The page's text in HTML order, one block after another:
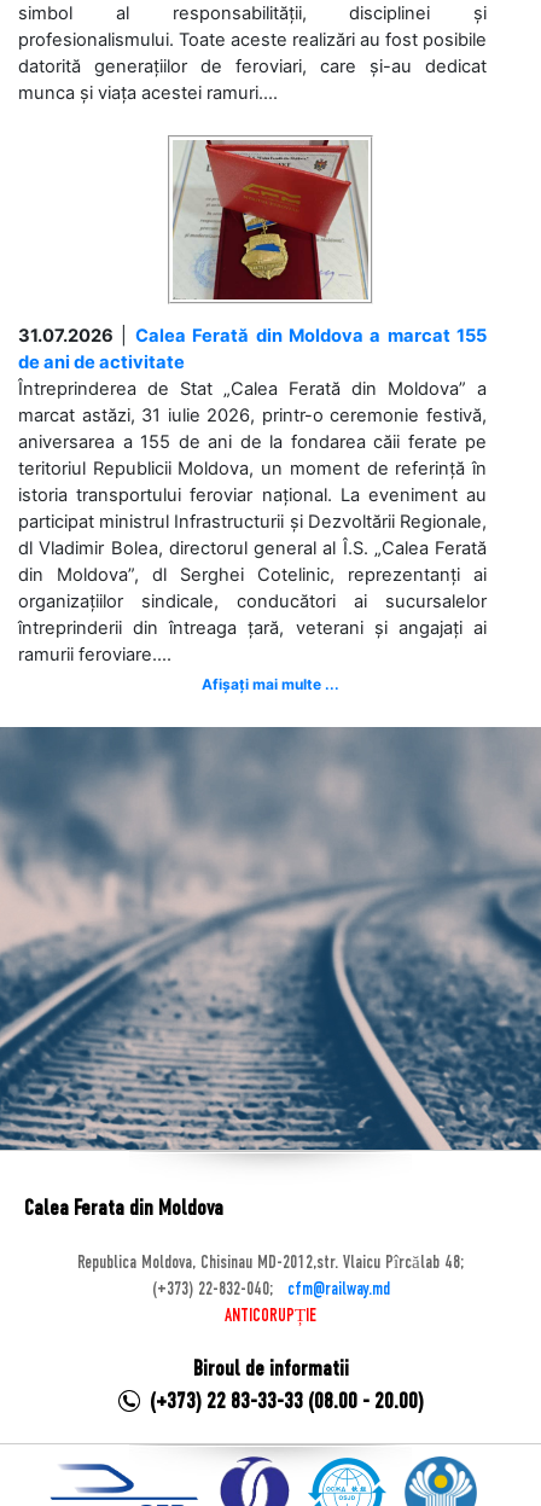
simbol al responsabilității, disciplinei și
profesionalismului. Toate aceste realizări au fost posibile
datorită generațiilor de feroviari, care și-au dedicat
munca și viața acestei ramuri....
31.07.2026
Calea Ferată din Moldova a marcat 155
de ani de activitate
Întreprinderea de Stat „Calea Ferată din Moldova” a
marcat astăzi, 31 iulie 2026, printr-o ceremonie festivă,
aniversarea a 155 de ani de la fondarea căii ferate pe
teritoriul Republicii Moldova, un moment de referință în
istoria transportului feroviar național. La eveniment au
participat ministrul Infrastructurii și Dezvoltării Regionale,
dl Vladimir Bolea, directorul general al Î.S. „Calea Ferată
din Moldova”, dl Serghei Cotelinic, reprezentanți ai
organizațiilor sindicale, conducători ai sucursalelor
întreprinderii din întreaga țară, veterani și angajați ai
ramurii feroviare....
Afișați mai multe ...
Calea Ferata din Moldova
Republica Moldova, Chisinau MD-2012,str. Vlaicu Pîrcălab 48;
(+373) 22-832-040;
cfm@railway.md
ANTICORUPȚIE
Biroul de informatii
(+373) 22 83-33-33 (08.00 - 20.00)